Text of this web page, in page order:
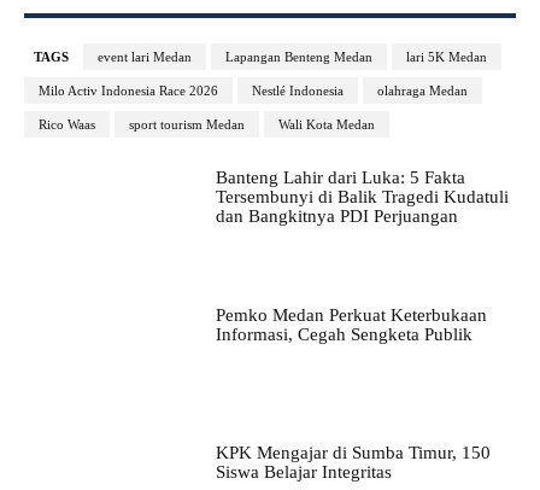
TAGS event lari Medan Lapangan Benteng Medan lari 5K Medan
Milo Activ Indonesia Race 2026 Nestlé Indonesia olahraga Medan
Rico Waas sport tourism Medan Wali Kota Medan
Banteng Lahir dari Luka: 5 Fakta
Tersembunyi di Balik Tragedi Kudatuli
dan Bangkitnya PDI Perjuangan
Pemko Medan Perkuat Keterbukaan
Informasi, Cegah Sengketa Publik
KPK Mengajar di Sumba Timur, 150
Siswa Belajar Integritas